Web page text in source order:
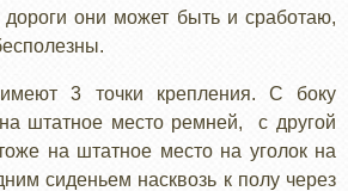
они может быть и сработаю,
3 точки крепления. С боку
штатное место ремней, с другой
на штатное место на уголок на
сиденьем насквозь к полу через